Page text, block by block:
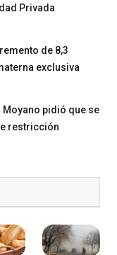
Privada
de 8,3
exclusiva
Moyano pidió que se
restricción